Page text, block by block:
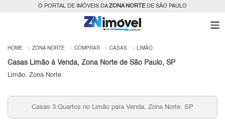
O PORTAL DE IMÓVEIS DAZONA NORTEDE SÃO PAULO
HOME ZONA NORTE COMPRAR CASAS LIMÃO
Casas Limão à Venda, Zona Norte de São Paulo, SP
Limão, Zona Norte
Casas que Aceitam Permuta no Limão, Zona Norte, SP
para Venda